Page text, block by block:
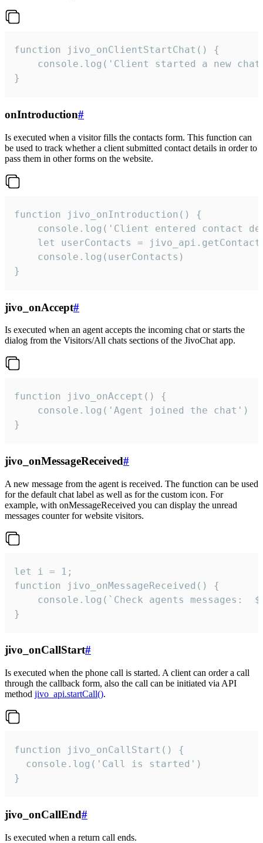
function jivo_onClientStartChat() {
console.log('Client started a new
}
onIntroduction#
Is executed when a visitor fills the contacts form. This function can
be used to track whether a client submitted contact details in order to
pass them in other forms on the website.
function jivo_onIntroduction() {
console.log('Client entered contact
let userContacts =
    console.log(userContacts)
}
jivo_onAccept#
Is executed when an agent accepts the incoming chat or starts the
dialog from the Visitors/All chats sections of the JivoChat app.
function jivo_onAccept() {
}
jivo_onMessageReceived#
A new message from the agent is received. The function can be used
for the default chat label as well as for the custom icon. For
example, with onMessageReceived you can display the unread
messages counter for website visitors.
let i = 1;
function jivo_onMessageReceived() {
}
jivo_onCallStart#
Is executed when the phone call is started. A client can order a call
through the callback form, also the call can be initiated via API
method jivo_api.startCall().
function jivo_onCallStart() {
  console.log('Call is started')
}
jivo_onCallEnd#
Is executed when a return call ends.